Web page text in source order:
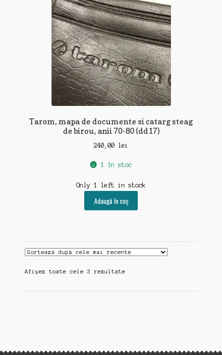
Tarom, mapa de documente si catarg steag
de birou, anii 70-80 (dd17)
240,00 lei
1 în stoc
Only 1 left in stock
Adaugă în coș
Afișez toate cele 3 rezultateSortat
cele